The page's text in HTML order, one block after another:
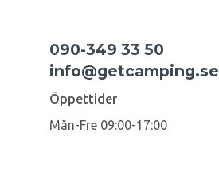
090-349 33 50
info@getcamping.se
Öppettider
Mån-Fre 09:00-17:00